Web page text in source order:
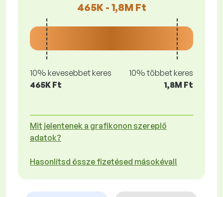
465K - 1,8M Ft
10% kevesebbet keres
465K Ft
10% többet keres
1,8M Ft
Mit jelentenek a grafikonon szereplő
adatok?
Hasonlítsd össze fizetésed másokéval!